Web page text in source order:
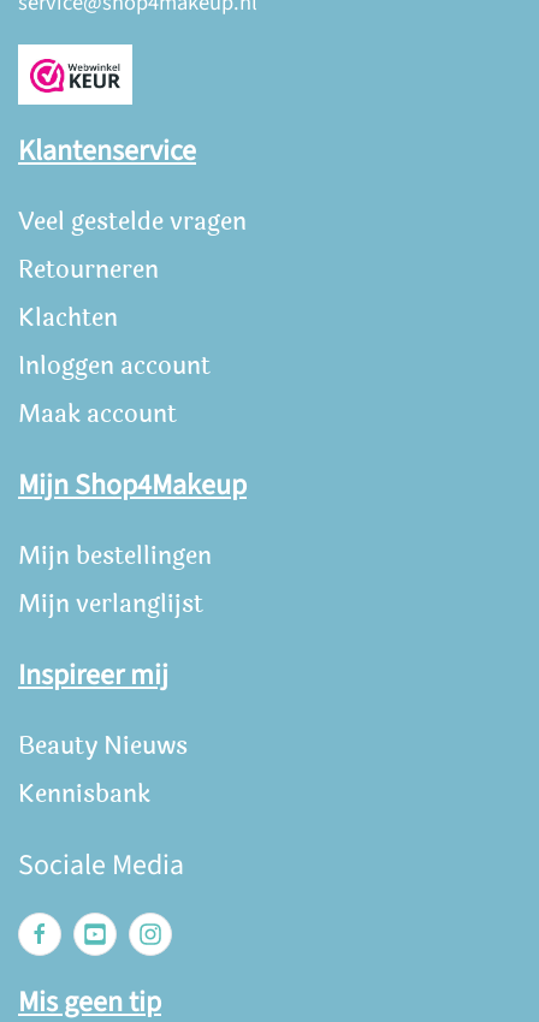
Klantenservice
Veel gestelde vragen
Retourneren
Klachten
Inloggen account
Maak account
Mijn Shop4Makeup
Mijn bestellingen
Mijn verlanglijst
Inspireer mij
Beauty Nieuws
Kennisbank
Sociale Media
Mis geen tip